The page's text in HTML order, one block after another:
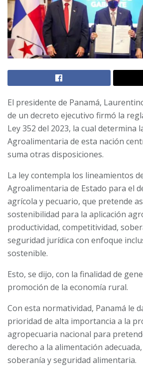
El presidente de Panamá,
de un decreto ejecutivo firmó la
Ley 352 del 2023, la cual determina
Agroalimentaria de esta nación
suma otras disposiciones.
La ley contempla los lineamientos
Agroalimentaria de Estado para el
agrícola y pecuario, que pretende
sostenibilidad para la aplicación
productividad, competitividad,
seguridad jurídica con enfoque
sostenible.
Esto, se dijo, con la finalidad de
promoción de la economía rural.
Con esta normatividad, Panamá le
prioridad de alta importancia a la
agropecuaria nacional para
derecho a la alimentación
soberanía y seguridad alimentaria.